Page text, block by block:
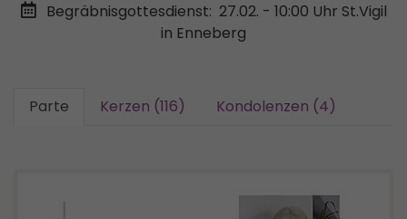
Begräbnisgottesdienst: 27.02. - 10:00 Uhr St.Vigil
in Enneberg
Parte Kerzen (116) Kondolenzen (4)